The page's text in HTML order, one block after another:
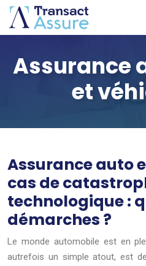
Assurance
et
Assurance auto
cas de
technologique :
démarches ?
Le monde automobile est en
autrefois un simple atout, est